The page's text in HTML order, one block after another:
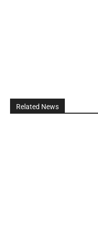
Related News